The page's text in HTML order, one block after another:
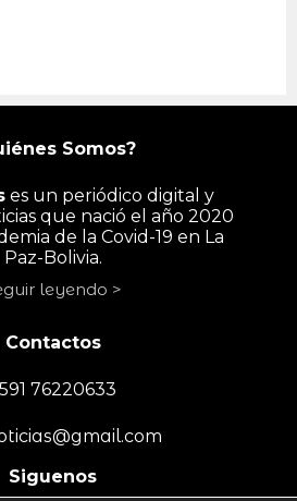
Somos?
es un periódico digital y
que nació el año 2020
de la Covid-19 en La
Paz-Bolivia.
leyendo >
Contactos
76220633
Siguenos